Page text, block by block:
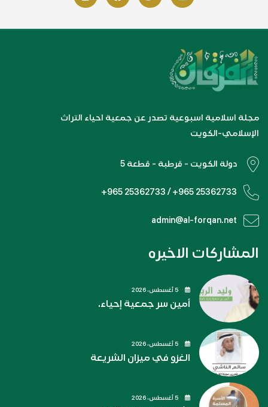
مجلة اسلامية اسبوعية تصدر عن جمعية احياء التراث
الإسلامي-الكويت
دولة الكويت - قرطبة - قطعة 5
+965 25362733 / +965 25362733
admin@al-forqan.net
المشاركات الاخيره
أمين سر جمعية إحياء.
الغزو في ميزان الشريعة